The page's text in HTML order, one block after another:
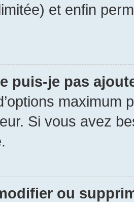
et enfin
puis-je pas
maximum
Si vous avez
ou